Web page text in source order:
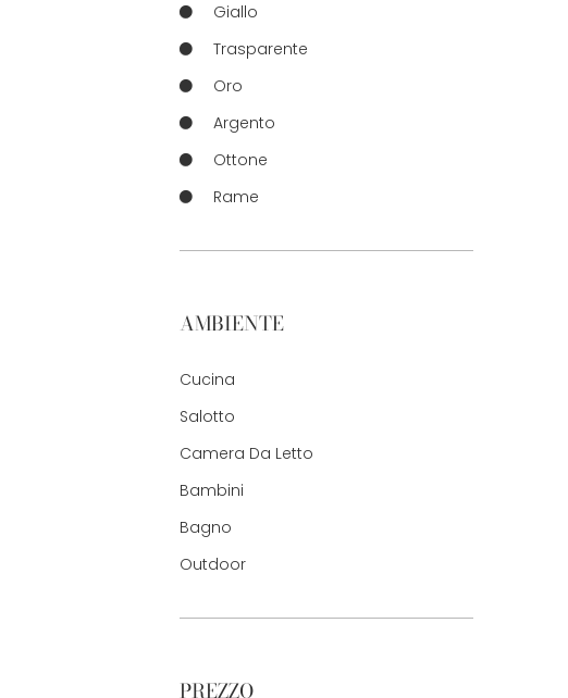
Giallo
Trasparente
Oro
Argento
Ottone
Rame
AMBIENTE
Cucina
Salotto
Camera Da Letto
Bambini
Bagno
Outdoor
PREZZO